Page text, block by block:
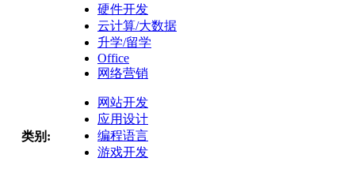
类别:
硬件开发
云计算/大数据
升学/留学
Office
网络营销
网站开发
应用设计
编程语言
游戏开发